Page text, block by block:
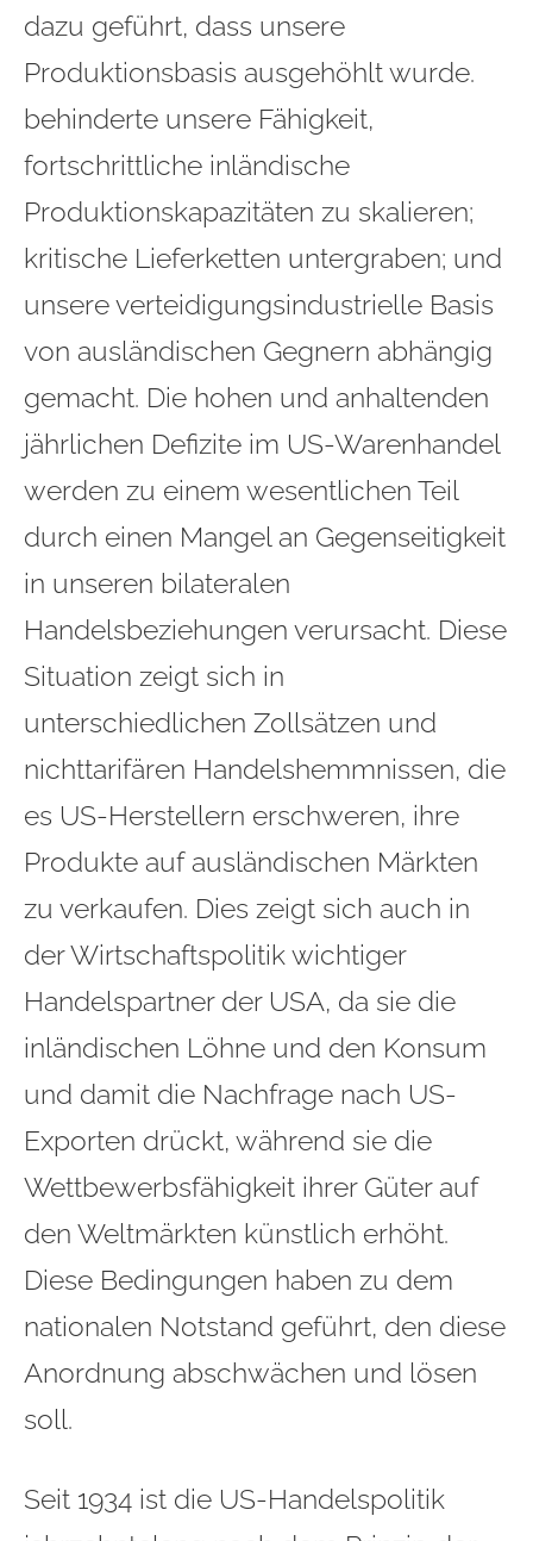
dazu geführt, dass unsere
Produktionsbasis ausgehöhlt wurde.
behinderte unsere Fähigkeit,
fortschrittliche inländische
Produktionskapazitäten zu skalieren;
kritische Lieferketten untergraben; und
unsere verteidigungsindustrielle Basis
von ausländischen Gegnern abhängig
gemacht. Die hohen und anhaltenden
jährlichen Defizite im US-Warenhandel
werden zu einem wesentlichen Teil
durch einen Mangel an Gegenseitigkeit
in unseren bilateralen
Handelsbeziehungen verursacht. Diese
Situation zeigt sich in
unterschiedlichen Zollsätzen und
nichttarifären Handelshemmnissen, die
es US-Herstellern erschweren, ihre
Produkte auf ausländischen Märkten
zu verkaufen. Dies zeigt sich auch in
der Wirtschaftspolitik wichtiger
Handelspartner der USA, da sie die
inländischen Löhne und den Konsum
und damit die Nachfrage nach US-
Exporten drückt, während sie die
Wettbewerbsfähigkeit ihrer Güter auf
den Weltmärkten künstlich erhöht.
Diese Bedingungen haben zu dem
nationalen Notstand geführt, den diese
Anordnung abschwächen und lösen
soll.
Seit 1934 ist die US-Handelspolitik